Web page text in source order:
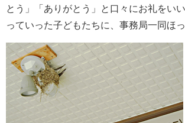
とう」「ありがとう」と口々にお礼をい
っていった子どもたちに、事務局一同ほっ